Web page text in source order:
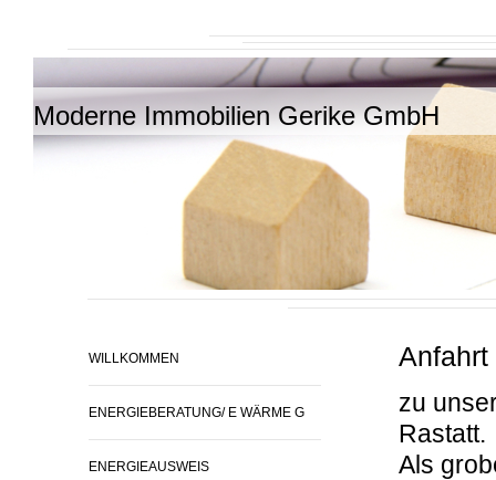
Moderne Immobilien Gerike GmbH
WILLKOMMEN
ENERGIEBERATUNG/ E WÄRME G
ENERGIEAUSWEIS
Anfahrt
zu
Rastatt.
Als